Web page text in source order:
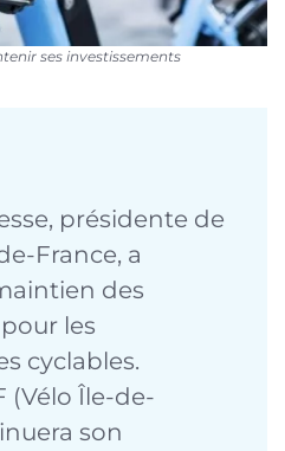
ses investissements
présidente de
France, a
des
les
cyclables.
(Vélo Île-de-
son